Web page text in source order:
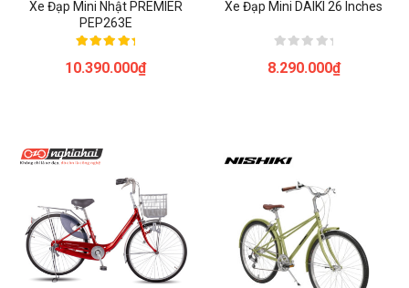
Xe Đạp Mini Nhật PREMIER
PEP263E
hạng
10.390.000₫
Xe Đạp Mini DAIKI 26 Inches
xếp
8.290.000₫